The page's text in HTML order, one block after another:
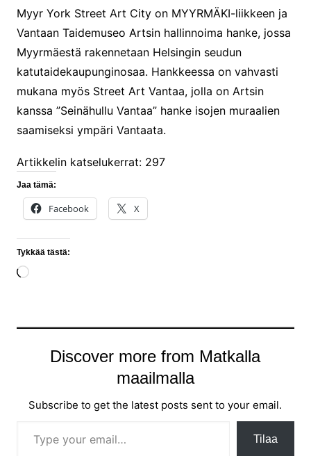
Myyr York Street Art City on MYYRMÄKI-liikkeen ja
Vantaan Taidemuseo Artsin hallinnoima hanke, jossa
Myyrmäestä rakennetaan Helsingin seudun
katutaidekaupunginosaa. Hankkeessa on vahvasti
mukana myös Street Art Vantaa, jolla on Artsin
kanssa ”Seinähullu Vantaa” hanke isojen muraalien
saamiseksi ympäri Vantaata.
Artikkelin katselukerrat: 297
Jaa tämä:
Facebook X
Tykkää tästä:
Loading…
Discover more from Matkalla
maailmalla
Subscribe to get the latest posts sent to your email.
Tilaa